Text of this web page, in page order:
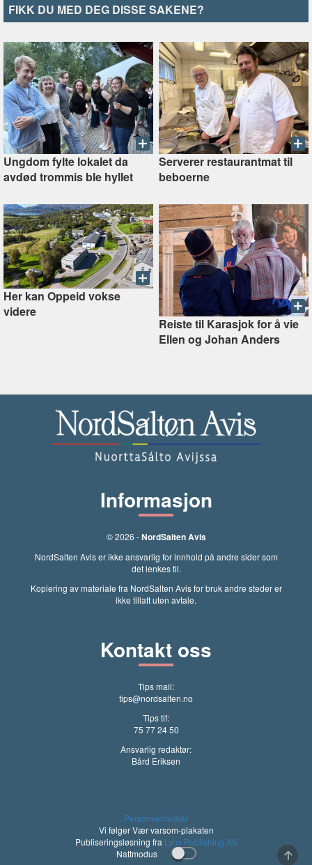
FIKK DU MED DEG DISSE SAKENE?
Ungdom fylte lokalet da
avdød trommis ble hyllet
Serverer restaurantmat til
beboerne
Her kan Oppeid vokse
videre
Reiste til Karasjok for å vie
Ellen og Johan Anders
Informasjon
© 2026 -NordSalten Avis
NordSalten Avis er ikke ansvarlig for innhold på andre sider som
det lenkes til.
Kopiering av materiale fra NordSalten Avis for bruk andre steder er
ikke tillatt uten avtale.
Kontakt oss
Tips mail:
tips@nordsalten.no
Tips tlf:
75 77 24 50
Ansvarlig redaktør:
Bård Eriksen
Personvernvilkår
Vi følger Vær varsom-plakaten
Publiseringsløsning fra Lynx Publishing AS
Nattmodus